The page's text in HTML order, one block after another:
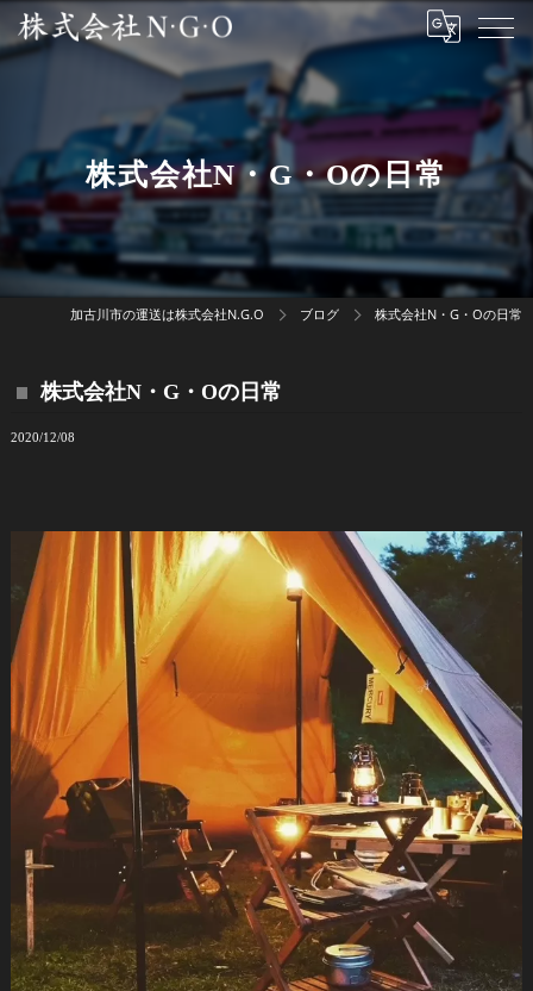
株式会社N・G・Oの日常
加古川市の運送は株式会社N.G.O ブログ 株式会社N・G・Oの日常
株式会社N・G・Oの日常
2020/12/08